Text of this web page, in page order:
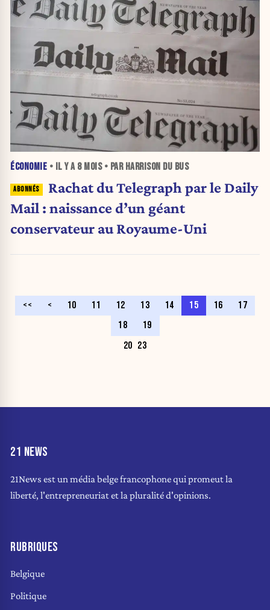
ÉCONOMIE • IL Y A 8 MOIS• PAR HARRISON DU BUS
Rachat du Telegraph par le Daily
Mail : naissance d’un géant
conservateur au Royaume-Uni
<< < 10 11 12 13 14 15 16
17
18
19
20 23
21 NEWS
21News est un média belge francophone qui promeut la
liberté, l'entrepreneuriat et la pluralité d'opinions.
RUBRIQUES
Belgique
Politique